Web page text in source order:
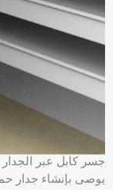
جسر كابل عبر الجدار
يوصى بإنشاء جدار